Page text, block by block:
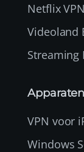
Netflix
Videoland
Streaming
Apparaten
VPN voor
Windows